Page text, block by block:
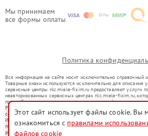
Мы принимаем
все формы оплаты
Политика
Вся информация на сайте носит исключительно справочный
Товарные знаки используются исключительно для описания
сервисные центры nlc.miele-fixim.ru предоставляют услуги
неавторизованных сервисных центрах nlc.miele-fixim.ru,
правообладателями товарных знаков или их официальными
Ремонт осуществляется для устройств, уже введенных в
со статьей 1487 ГК РФ.
Использование товарных знаков не преследует цели
потребителей в заблуждение, а служит для информирования
ремонту техники указанных брендов.
Этот сайт использует файлы cookie. Вы
ознакомиться с правилами
файлов cookie